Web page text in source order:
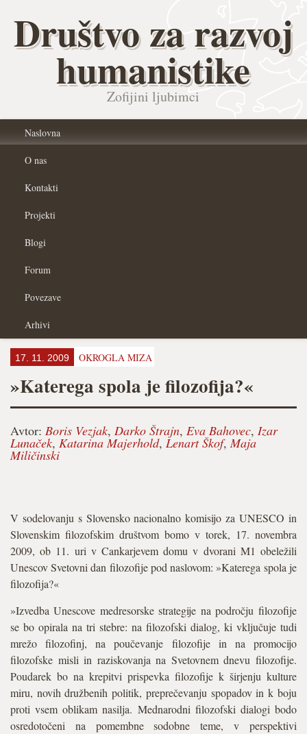
Društvo za razvoj
humanistike
Zofijini ljubimci
Naslovna
O nas
Kontakti
Projekti
Blogi
Forum
Povezave
Arhivi
17. 11. 2009 OKROGLA MIZA
»Katerega spola je filozofija?«
Avtor: Boris Vezjak, Darko Štrajn, Eva Bahovec, Izar
Lunaček, Katarina Majerhold, Lenart Škof,Maja
Miličinski
V sodelovanju s Slovensko nacionalno komisijo za UNESCO in
Slovenskim filozofskim društvom bomo v torek, 17. novembra
2009, ob 11. uri v Cankarjevem domu v dvorani M1 obeležili
Unescov Svetovni dan filozofije pod naslovom: »Katerega spola je
filozofija?«
»Izvedba Unescove medresorske strategije na podro­čju filozofije
se bo opirala na tri stebre: na filozofski dialog, ki vključuje tudi
mrežo filozofinj, na pouče­vanje filozofije in na promocijo
filozofske misli in raziskovanja na Svetovnem dnevu filozofije.
Poudarek bo na krepitvi prispevka filozofije k širjenju kulture
miru, novih družbenih politik, preprečevanju spopa­dov in k boju
proti vsem oblikam nasilja. Mednarodni filozofski dialogi bodo
osredotočeni na pomembne sodobne teme, v perspektivi